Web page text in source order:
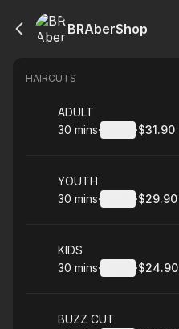
BRAberShop
HAIRCUTS
Book
ADULT
.Duration:
30 mins· ·
.Price
$31.90
Book
YOUTH
.Duration:
30 mins· ·
.Price:
$29.90
Book
KIDS
.Duration:
30 mins· ·
.Price:
$24.90
Book
BUZZ CUT